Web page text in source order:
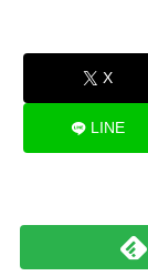
X
LINE